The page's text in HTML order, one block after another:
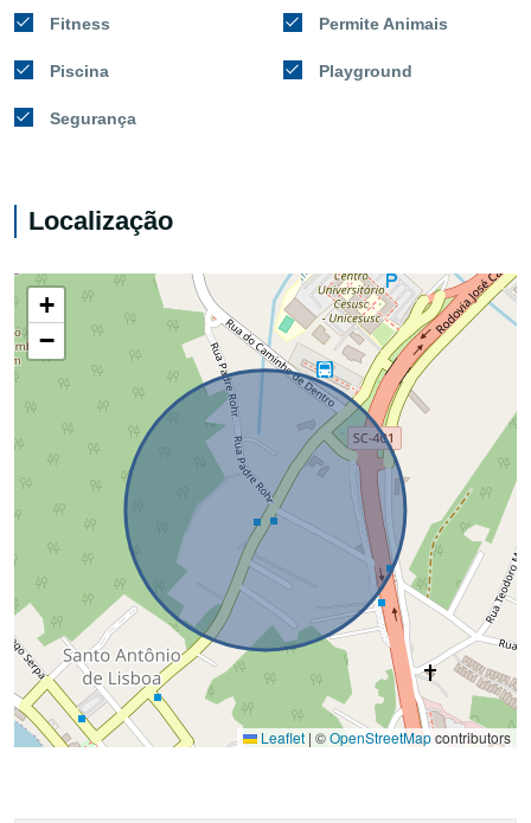
Fitness Permite Animais
Piscina Playground
Segurança
Localização
+
−
Leaflet | ©OpenStreetMapcontributors